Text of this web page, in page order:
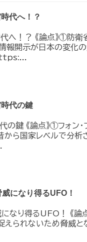
代へ！？
へ！？ 《論点》①防
報開示が日本の変化
代の鍵
の鍵 《論点》①フォン
ら国家レベルで分
になり得るUFO！
なり得るUFO！ 《論
えられないため脅威